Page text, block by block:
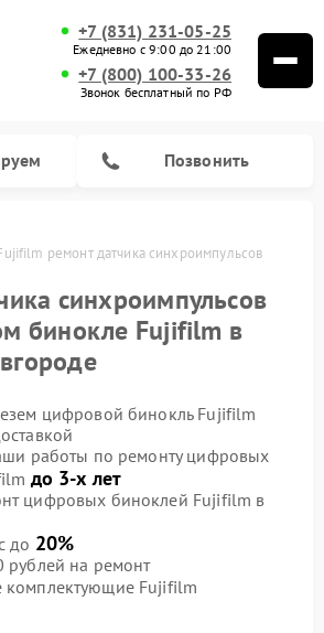
+7 (831) 231-05-25
Ежедневно с 9:00 до 21:00
+7 (800) 100-33-26
Звонок бесплатный по РФ
Позвонить
ремонт датчика синхроимпульсов
синхроимпульсов
бинокле Fujifilm в
цифровой бинокль Fujifilm
работы по ремонту цифровых
до 3-х лет
цифровых биноклей Fujifilm в
до 20%
рублей на ремонт
комплектующие Fujifilm